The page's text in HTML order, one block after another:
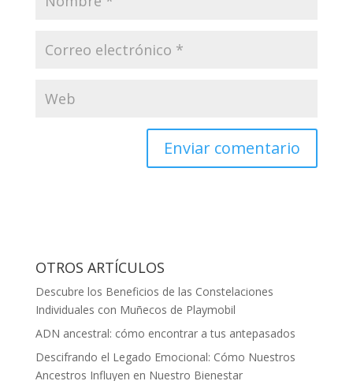
OTROS ARTÍCULOS
Descubre los Beneficios de las Constelaciones
Individuales con Muñecos de Playmobil
ADN ancestral: cómo encontrar a tus antepasados
Descifrando el Legado Emocional: Cómo Nuestros
Ancestros Influyen en Nuestro Bienestar